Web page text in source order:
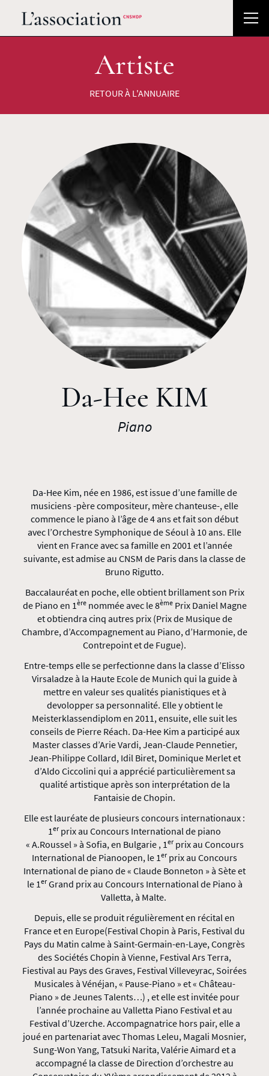
Artiste
RETOUR À L'ANNUAIRE
Da-Hee KIM
Piano
Da-Hee Kim, née en 1986, est issue d’une famille de
musiciens -père compositeur, mère chanteuse-, elle
commence le piano à l’âge de 4 ans et fait son début
avec l’Orchestre Symphonique de Séoul à 10 ans. Elle
vient en France avec sa famille en 2001 et l’année
suivante, est admise au CNSM de Paris dans la classe de
Bruno Rigutto.
Baccalauréat en poche, elle obtient brillament son Prix
de Piano en 1èrenommée avec le 8èmePrix Daniel Magne
et obtiendra cinq autres prix (Prix de Musique de
Chambre, d’Accompagnement au Piano, d’Harmonie, de
Contrepoint et de Fugue).
Entre-temps elle se perfectionne dans la classe d’Elisso
Virsaladze à la Haute Ecole de Munich qui la guide à
mettre en valeur ses qualités pianistiques et à
devolopper sa personnalité. Elle y obtient le
Meisterklassendiplom en 2011, ensuite, elle suit les
conseils de Pierre Réach. Da-Hee Kim a participé aux
Master classes d’Arie Vardi, Jean-Claude Pennetier,
Jean-Philippe Collard, Idil Biret, Dominique Merlet et
d’Aldo Ciccolini qui a apprécié particulièrement sa
qualité artistique après son interprétation de la
Fantaisie de Chopin.
Elle est lauréate de plusieurs concours internationaux :
1erprix au Concours International de piano
« A.Roussel » à Sofia, en Bulgarie , 1erprix au Concours
International de Pianoopen, le 1erprix au Concours
International de piano de « Claude Bonneton » à Sète et
le 1erGrand prix au Concours International de Piano à
Valletta, à Malte.
Depuis, elle se produit régulièrement en récital en
France et en Europe(Festival Chopin à Paris, Festival du
Pays du Matin calme à Saint-Germain-en-Laye, Congrès
des Sociétés Chopin à Vienne, Festival Ars Terra,
Fiestival au Pays des Graves, Festival Villeveyrac, Soirées
Musicales à Vénéjan, « Pause-Piano » et « Château-
Piano » de Jeunes Talents…) , et elle est invitée pour
l’année prochaine au Valletta Piano Festival et au
Festival d’Uzerche. Accompagnatrice hors pair, elle a
joué en partenariat avec Thomas Leleu, Magali Mosnier,
Sung-Won Yang, Tatsuki Narita, Valérie Aimard et a
accompagné la classe de Direction d’orchestre au